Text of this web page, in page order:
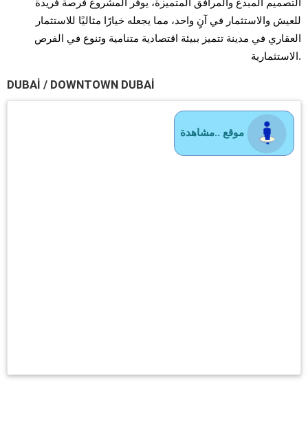
التصميم المبدع والمرافق المتميزة، يوفر المشروع فرصة فريدة
للعيش والاستثمار في آنٍ واحد، مما يجعله خيارًا مثاليًا للاستثمار
العقاري في مدينة تتميز ببيئة اقتصادية متنامية وتنوع في الفرص
الاستثمارية.
DUBAI / DOWNTOWN DUBAI